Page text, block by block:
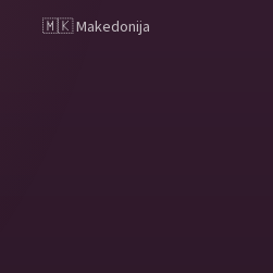
🇲🇰 Makedonija